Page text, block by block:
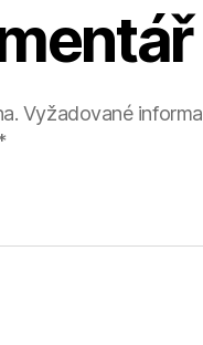
Vyžadované